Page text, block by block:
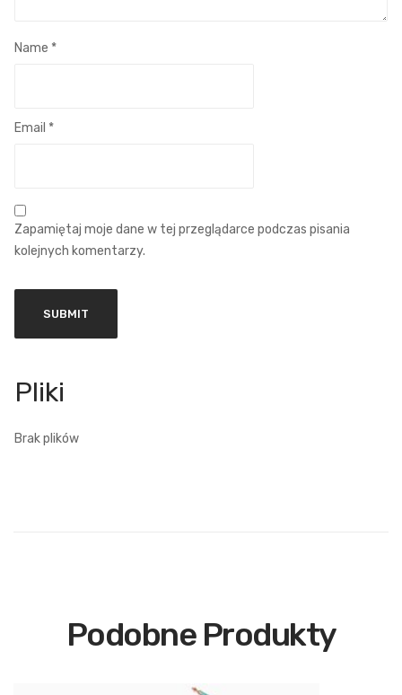
Name *
Email *
Zapamiętaj moje dane w tej przeglądarce podczas pisania
kolejnych komentarzy.
Brak plików
Podobne Produkty